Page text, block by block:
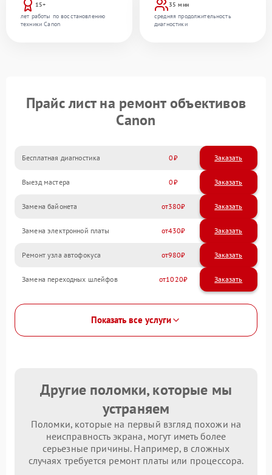
15+
лет работы по восстановлению
техники Canon
35 мин
средняя продолжительность
диагностики
Прайс лист на ремонт объективов
Canon
Бесплатная диагностика 0 Заказать
Выезд мастера 0 Заказать
Замена байонета 380
Замена электронной платы 430
Ремонт узла автофокуса 980
Замена переходных шлейфов 1020
Показать все услуги
Другие поломки, которые мы
устраняем
Поломки, которые на первый взгляд похожи на
неисправность экрана, могут иметь более
серьезные причины. Например, в сложных
случаях требуется ремонт платы или процессора.